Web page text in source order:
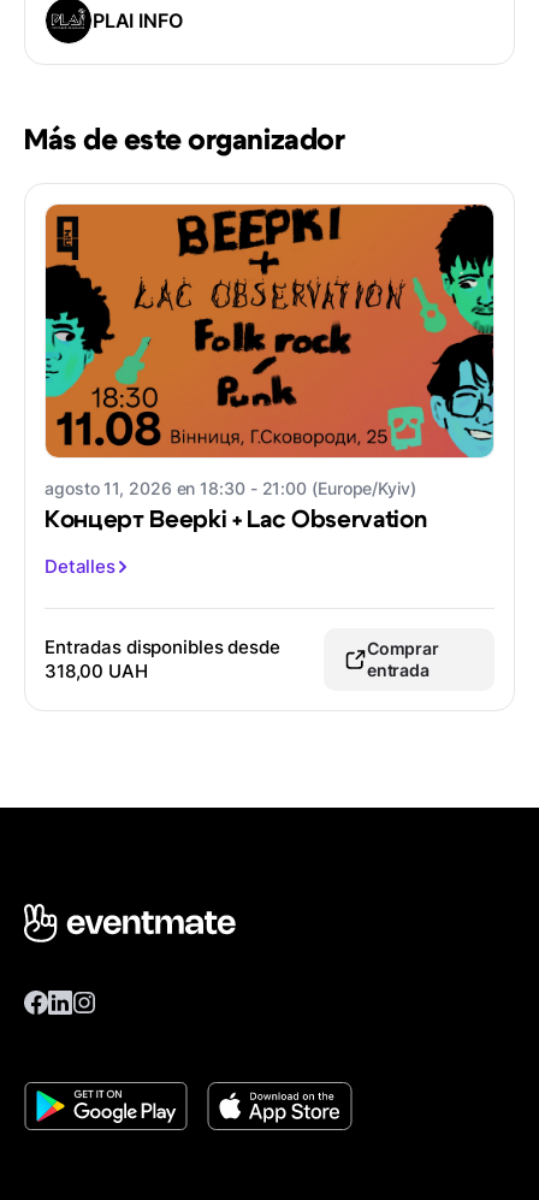
PLAI INFO
Más de este organizador
agosto 11, 2026 en 18:30 - 21:00 (Europe/Kyiv)
Концерт Beepki + Lac Observation
Detalles
Entradas disponibles desde
318,00 UAH
Comprar
entrada